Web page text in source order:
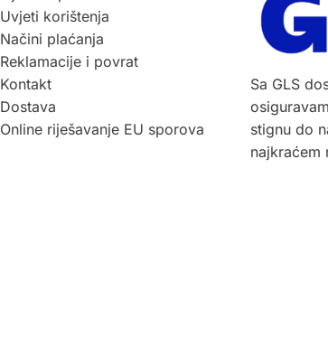
Uvjeti korištenja
Načini plaćanja
Reklamacije i povrat
Kontakt
Dostava
Online riješavanje EU sporova
Sa GLS
stignu do
najkraćem